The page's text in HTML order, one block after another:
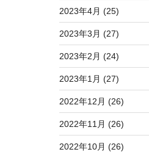
2023年4月 (25)
2023年3月 (27)
2023年2月 (24)
2023年1月 (27)
2022年12月 (26)
2022年11月 (26)
2022年10月 (26)